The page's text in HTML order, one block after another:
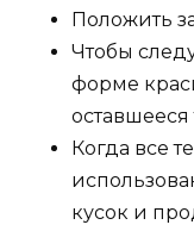
Положить
Чтобы
форме
Когда все
кусок и